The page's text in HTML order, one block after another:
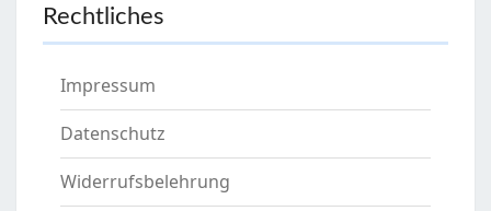
Rechtliches
Impressum
Datenschutz
Widerrufsbelehrung